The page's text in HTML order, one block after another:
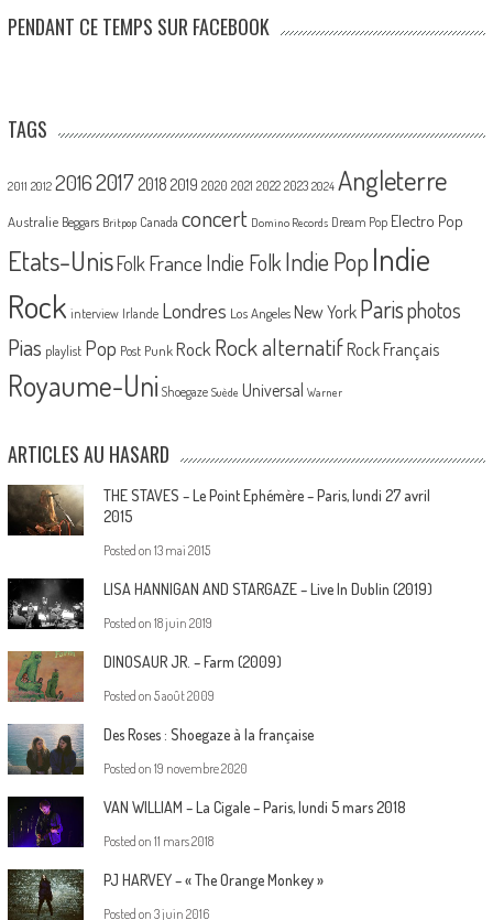
PENDANT CE TEMPS SUR FACEBOOK
TAGS
2011 2012 20162017 2018 2019 2020 2021 2022 2023 2024 Angleterre
Australie Beggars Britpop Canada concert Domino Records Dream Pop Electro Pop
Etats-UnisFolk France Indie Folk Indie PopIndie
Rock interview Irlande Londres Los Angeles New York Parisphotos
Pias playlist Pop Post Punk Rock Rock alternatif Rock Français
Royaume-Uni Shoegaze Suède Universal Warner
ARTICLES AU HASARD
THE STAVES – Le Point Ephémère – Paris, lundi 27 avril
2015
Posted on 13 mai 2015
LISA HANNIGAN AND STARGAZE – Live In Dublin (2019)
Posted on 18 juin 2019
DINOSAUR JR. – Farm (2009)
Posted on 5 août 2009
Des Roses : Shoegaze à la française
Posted on 19 novembre 2020
VAN WILLIAM – La Cigale – Paris, lundi 5 mars 2018
Posted on 11 mars 2018
PJ HARVEY – « The Orange Monkey »
Posted on 3 juin 2016